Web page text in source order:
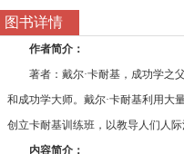
图书详情
作者简介：
著者：戴尔·卡耐基，成功学之
和成功学大师。戴尔·卡耐基利用大
创立卡耐基训练班，以教导人们人际
内容简介：